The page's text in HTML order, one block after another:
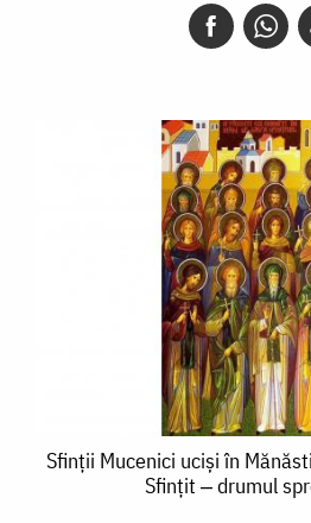
Sfinții
Sfinții Mucenici uciși în
Sfințit ‒ drumul